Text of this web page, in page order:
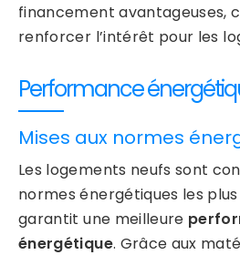
financement avantageuses,
renforcer l’intérêt pour les
Performance
Mises aux normes
Les logements neufs sont
normes énergétiques les
garantit une meilleure
énergétique. Grâce aux